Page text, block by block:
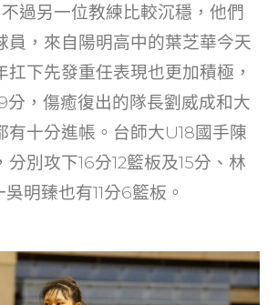
過另一位教練比較沉穩，他們
員，來自陽明高中的葉芝華今天
扛下先發重任表現也更加積極，
分，傷癒復出的隊長劉威成和大
有十分進帳。台師大U18國手陳
別攻下16分12籃板及15分、林
明臻也有11分6籃板。